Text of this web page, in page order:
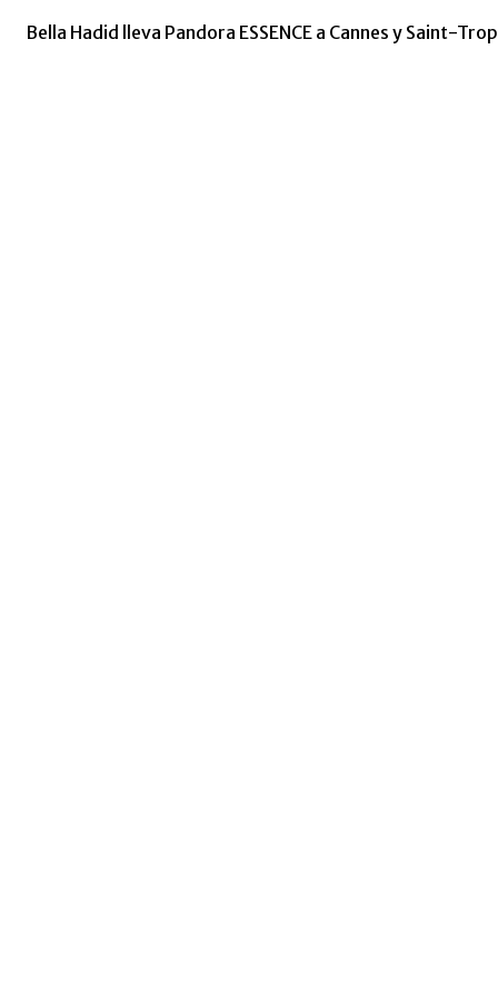
Bella Hadid lleva Pandora ESSENCE a Cannes y Saint-